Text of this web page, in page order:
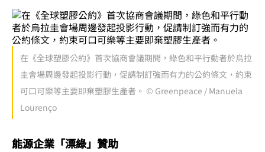
在《全球塑膠公約》首次協商會議期間，綠色和平行動者於烏拉
圭會場周邊發起投影行動，促請制訂強而有力的公約條文，約束
可口可樂等主要即棄塑膠生產者。 © Greenpeace / Manuela
Lourenço
能源企業「漂綠」贊助